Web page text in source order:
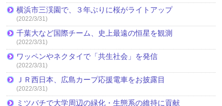
横浜市三渓園で、３年ぶりに桜がライトアップ
(2022/3/31)
千葉大など国際チーム、史上最遠の恒星を観測
(2022/3/31)
ワッペンやネクタイで「共生社会」を発信
(2022/3/31)
ＪＲ西日本、広島カープ応援電車をお披露目
(2022/3/31)
ミツバチで大学周辺の緑化・生態系の維持に貢献